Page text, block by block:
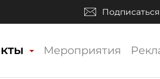
Подписаться
Мероприятия